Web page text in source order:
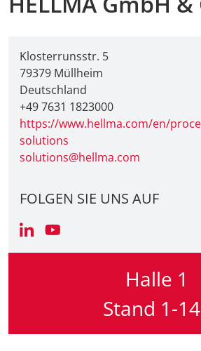
Klosterrunsstr. 5
79379 Müllheim
Deutschland
+49 7631 1823000
https://www.hellma.com/en/
solutions
solutions@hellma.com
FOLGEN SIE UNS AUF
Halle 1
Stand 1-